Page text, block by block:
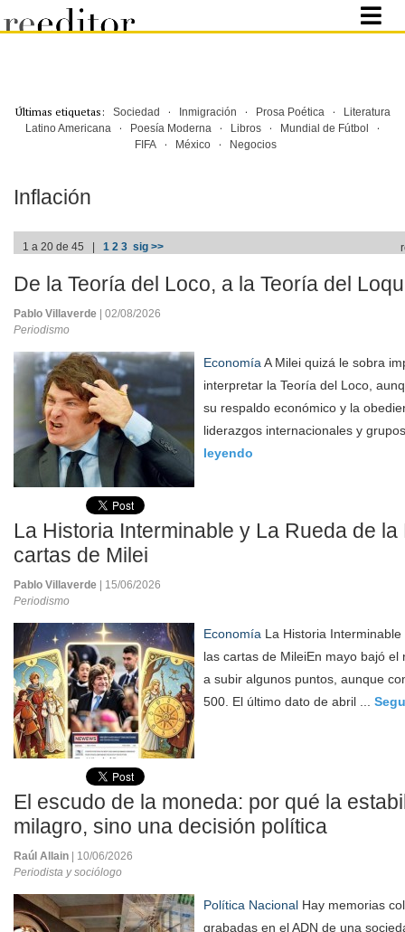
Últimas etiquetas: Sociedad · Inmigración · Prosa Poética·
Literatura
Latino Americana · Poesía Moderna · Libros · Mundial de Fútbol ·
FIFA· México· Negocios
Inflación
1 a 20 de 45 | 1 2 3 sig >>
De la Teoría del Loco, a la Teoría del
Pablo Villaverde
| 02/08/2026
Periodismo
Economía A Milei quizá le sobra
interpretar la Teoría del Loco,
su respaldo económico y la
liderazgos internacionales y
leyendo
La Historia Interminable y La Rueda de la
cartas de Milei
Pablo Villaverde
| 15/06/2026
Periodismo
Economía La Historia
las cartas de MileiEn mayo bajó
a subir algunos puntos, aunque
500. El último dato de abril ...
El escudo de la moneda: por qué la
milagro, sino una decisión política
Raúl Allain
| 10/06/2026
Periodista y sociólogo
Política Nacional Hay memorias
grabadas en el ADN de una